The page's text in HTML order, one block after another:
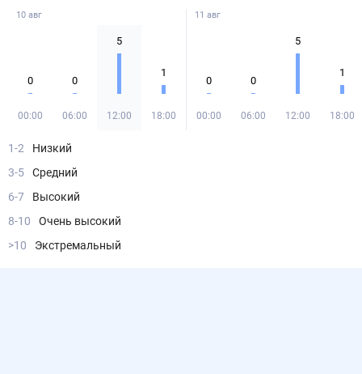
10 авг
0
00:00
0
06:00
5
12:00
1
18:00
11 авг
0
00:00
0
06:00
5
12:00
1
18:00
1-2
Низкий
3-5
Средний
6-7
Высокий
8-10
Очень высокий
>10
Экстремальный